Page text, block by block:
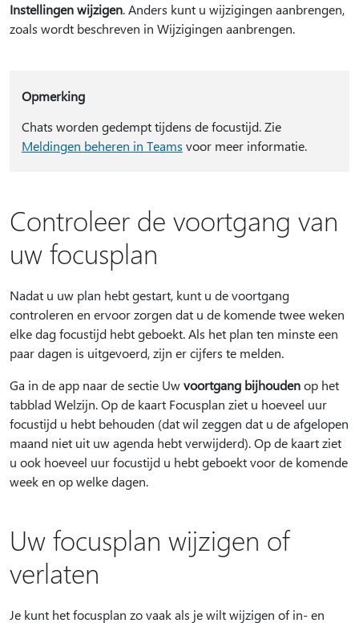
Instellingen wijzigen. Anders kunt u wijzigingen aanbrengen,
zoals wordt beschreven in Wijzigingen aanbrengen.
Opmerking
Chats worden gedempt tijdens de focustijd. Zie
Meldingen beheren in Teams voor meer informatie.
Controleer de voortgang van
uw focusplan
Nadat u uw plan hebt gestart, kunt u de voortgang
controleren en ervoor zorgen dat u de komende twee weken
elke dag focustijd hebt geboekt. Als het plan ten minste een
paar dagen is uitgevoerd, zijn er cijfers te melden.
Ga in de app naar de sectie Uwvoortgang bijhoudenop het
tabblad Welzijn. Op de kaart Focusplan ziet u hoeveel uur
focustijd u hebt behouden (dat wil zeggen dat u de afgelopen
maand niet uit uw agenda hebt verwijderd). Op de kaart ziet
u ook hoeveel uur focustijd u hebt geboekt voor de komende
week en op welke dagen.
Uw focusplan wijzigen of
verlaten
Je kunt het focusplan zo vaak als je wilt wijzigen of in- en